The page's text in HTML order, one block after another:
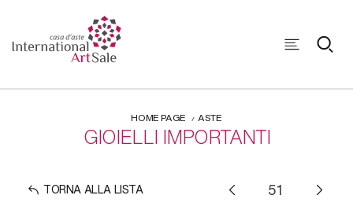
HOME PAGE ASTE
GIOIELLI IMPORTANTI
TORNA ALLA LISTA